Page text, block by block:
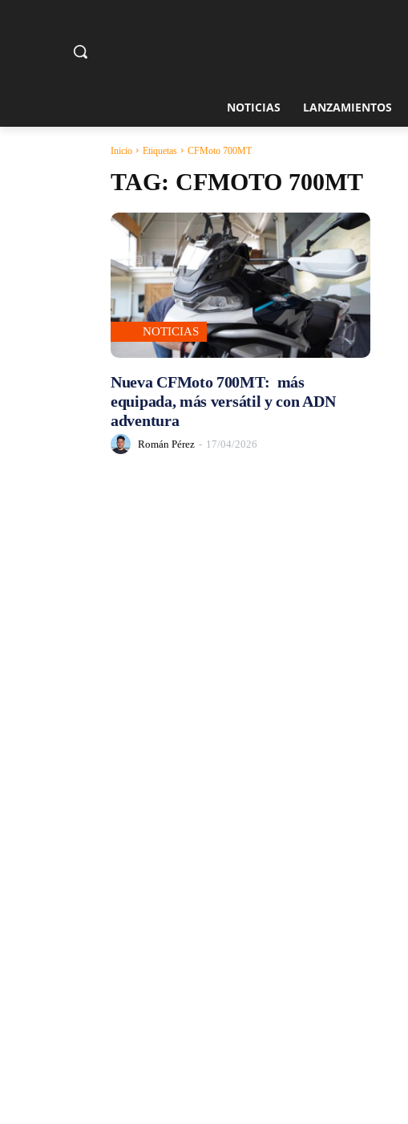
NOTICIAS LANZAMIENTOS
Inicio Etiquetas CFMoto 700MT
TAG: CFMOTO 700MT
NOTICIAS
Nueva CFMoto 700MT: más
equipada, más versátil y con ADN
adventura
Román Pérez - 17/04/2026